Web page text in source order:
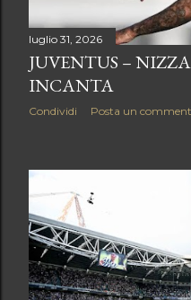
luglio 31, 2026
JUVENTUS –
INCANTA
Condividi Posta un